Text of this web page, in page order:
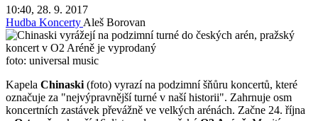
10:40, 28. 9. 2017
Hudba KoncertyAleš Borovan
foto: universal music
Kapela Chinaski(foto) vyrazí na podzimní šňůru koncertů, které
označuje za "nejvýpravnější turné v naší historii". Zahrnuje osm
koncertních zastávek převážně ve velkých arénách. Začne 24. října